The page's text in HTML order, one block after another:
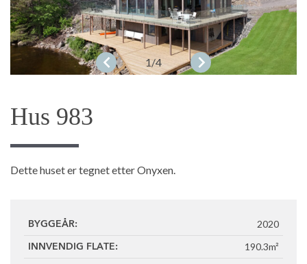
1/4
Hus 983
Dette huset er tegnet etter Onyxen.
BYGGEÅR: 2020
INNVENDIG FLATE: 190.3m²